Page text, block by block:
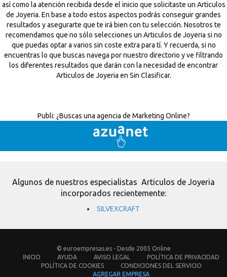
así como la atención recibida desde el inicio que solicitaste un Articulos
de Joyeria. En base a todo estos aspectos podrás conseguir grandes
resultados y asegurarte que te irá bien con tu selección. Nosotros te
recomendamos que no sólo selecciones un Articulos de Joyeria si no
que puedas optar a varios sin coste extra para tí. Y recuerda, si no
encuentras lo que buscas navega por nuestro directorio y ve filtrando
los diferentes resultados que darán con la necesidad de encontrar
Articulos de Joyeria en Sin Clasificar.
Publi: ¿Buscas una agencia de Marketing Online?
Algunos de nuestros especialistas Articulos de Joyeria
incorporados recientemente:
SILVEXCRAFT
© euroempresas.es - Desde 2005 Online
INICIO
AYUDA AVISO LEGAL
POLÍTICA DE PRIVACIDAD
POLÍTICA DE COOKIES
CONDICIONES DEL SERVICIO
AGREGAR EMPRESA